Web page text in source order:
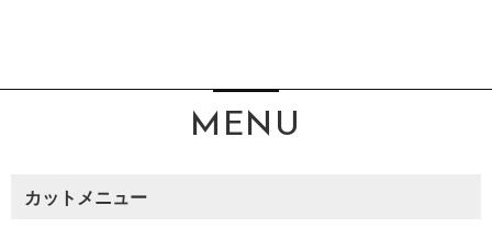
MENU
カットメニュー